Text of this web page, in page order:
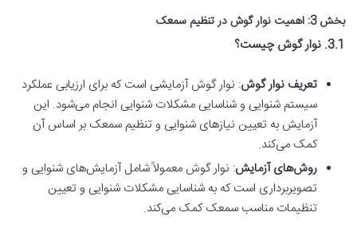
بخش 3: اهمیت نوار گوش در تنظیم سمعک
3.1. نوار گوش چیست؟
تعریف نوار گوش: نوار گوش آزمایشی است که برای ارزیابی عملکرد
سیستم شنوایی و شناسایی مشکلات شنوایی انجام می‌شود. این
آزمایش به تعیین نیازهای شنوایی و تنظیم سمعک بر اساس آن
کمک می‌کند.
روش‌های آزمایش: نوار گوش معمولاً شامل آزمایش‌های شنوایی و
تصویربرداری است که به شناسایی مشکلات شنوایی و تعیین
تنظیمات مناسب سمعک کمک می‌کند.